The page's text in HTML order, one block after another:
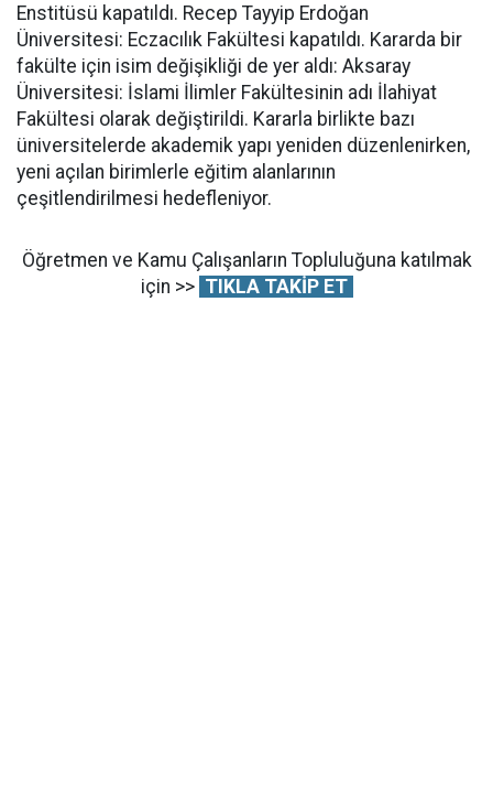
Enstitüsü kapatıldı. Recep Tayyip Erdoğan
Üniversitesi: Eczacılık Fakültesi kapatıldı. Kararda bir
fakülte için isim değişikliği de yer aldı: Aksaray
Üniversitesi: İslami İlimler Fakültesinin adı İlahiyat
Fakültesi olarak değiştirildi. Kararla birlikte bazı
üniversitelerde akademik yapı yeniden düzenlenirken,
yeni açılan birimlerle eğitim alanlarının
çeşitlendirilmesi hedefleniyor.
Öğretmen ve Kamu Çalışanların Topluluğuna katılmak
için >> TIKLA TAKİP ET